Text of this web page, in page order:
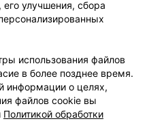
метро
компанию
его улучшения, сбора
использования файлов
в более позднее время.
информации о целях,
файлов cookie вы
Политикой обработки